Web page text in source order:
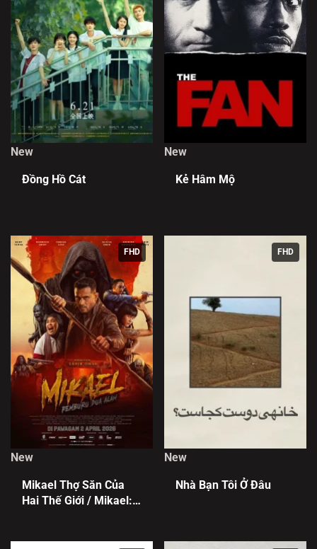
New
Đồng Hồ Cát
New
Kẻ Hâm Mộ
FHD
New
Mikael Thợ Săn Của
Hai Thế Giới / Mikael:
FHD
New
Nhà Bạn Tôi Ở Đâu